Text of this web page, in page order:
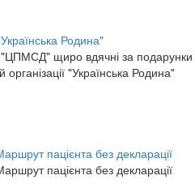
Родина"
"ЦПМСД" щиро вдячні за подарунки
"Українська Родина"
пацієнта без декларації
пацієнта без декларації